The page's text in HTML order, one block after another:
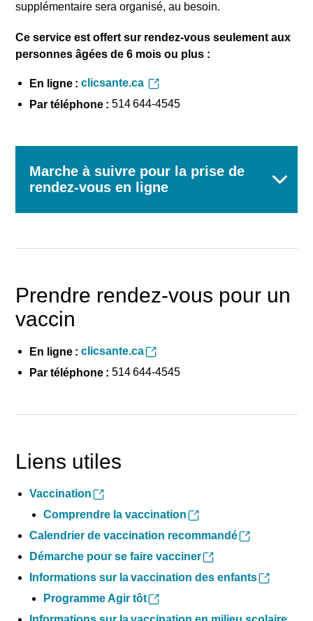
supplémentaire sera organisé, au besoin.
Ce service est offert sur rendez-vous seulement aux
personnes âgées de 6 mois ou plus :
En ligne : clicsante.ca
Par téléphone : 514 644-4545
Marche à suivre pour la prise de
rendez-vous en ligne
Prendre rendez-vous pour un
vaccin
En ligne : clicsante.ca
Par téléphone : 514 644-4545
Liens utiles
Vaccination
Comprendre la vaccination
Calendrier de vaccination recommandé
Démarche pour se faire vacciner
Informations sur la vaccination des enfants
Programme Agir tôt